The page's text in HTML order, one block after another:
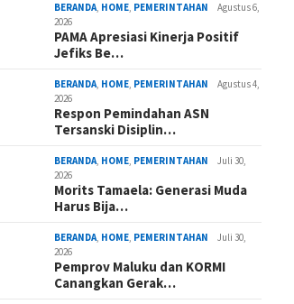
BERANDA, HOME, PEMERINTAHAN
Agustus 6,
2026
PAMA Apresiasi Kinerja Positif
Jefiks Be…
BERANDA, HOME, PEMERINTAHAN
Agustus 4,
2026
Respon Pemindahan ASN
Tersanski Disiplin…
BERANDA, HOME, PEMERINTAHAN
Juli 30,
2026
Morits Tamaela: Generasi Muda
Harus Bija…
BERANDA, HOME, PEMERINTAHAN
Juli 30,
2026
Pemprov Maluku dan KORMI
Canangkan Gerak…